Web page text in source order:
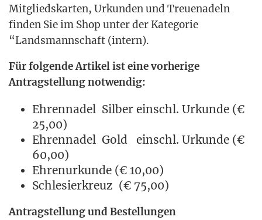
Mit­glieds­kar­ten, Urkun­den und Treu­ena­deln
fin­den Sie im Shop unter der Kate­go­rie
“Lands­mann­schaft (intern).
Für fol­gen­de Arti­kel ist eine vor­he­ri­ge
Antrag­stel­lung notwendig:
Ehren­na­del Sil­ber einschl. Urkun­de (€
25,00)
Ehren­na­del Gold einschl. Urkun­de (€
60,00)
Ehren­ur­kun­de (€ 10,00)
Schle­si­er­kreuz (€ 75,00)
Antrag­stel­lung und Bestel­lun­gen